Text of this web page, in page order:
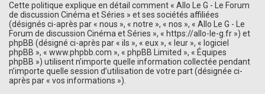
Cette politique explique en détail comment « Allo Le G - Le Forum
de discussion Cinéma et Séries » et ses sociétés affiliées
(désignés ci-après par « nous », « notre », « nos », « Allo Le G - Le
Forum de discussion Cinéma et Séries », « https://allo-le-g.fr ») et
phpBB (désigné ci-après par « ils », « eux », « leur », « logiciel
phpBB », « www.phpbb.com », « phpBB Limited », « Équipes
phpBB ») utilisent n’importe quelle information collectée pendant
n’importe quelle session d’utilisation de votre part (désignée ci-
après par « vos informations »).